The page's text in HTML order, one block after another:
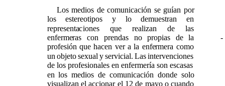
Los medios de comunicación se guían por
los estereotipos y lo demuestran en
representaciones que realizan de las
enfermeras con prendas no propias de la
profesión que hacen ver a la enfermera como
un objeto sexual y servicial. Las intervenciones
de los profesionales en enfermería son escasas
en los medios de comunicación donde solo
visualizan el accionar el 12 de mayo o cuando
-